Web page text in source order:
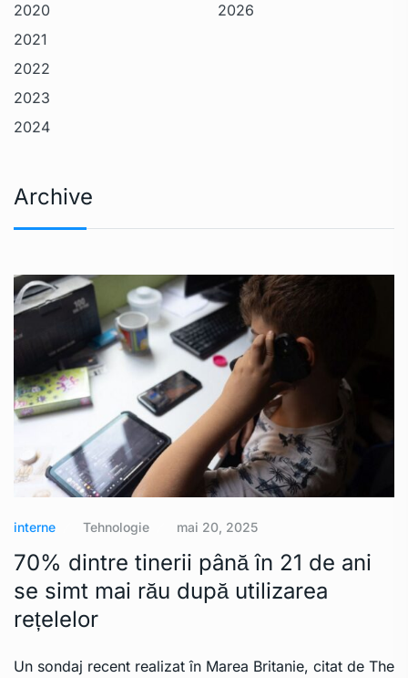
2020
2021
2022
2023
2024
2026
Archive
interne Tehnologie mai 20, 2025
70% dintre tinerii până în 21 de ani
se simt mai rău după utilizarea
rețelelor
Un sondaj recent realizat în Marea Britanie, citat de The